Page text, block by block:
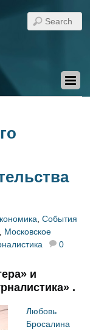
,События
, Московское
0
и
.
Любовь
Бросалина